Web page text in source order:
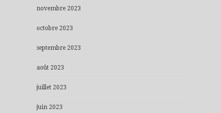
novembre 2023
octobre 2023
septembre 2023
août 2023
juillet 2023
juin 2023